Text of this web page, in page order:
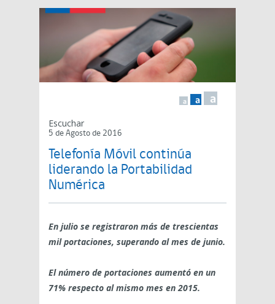
a a a
Escuchar
5 de Agosto de 2016
Telefonía Móvil continúa
liderando la Portabilidad
Numérica
En julio se registraron más de trescientas
mil portaciones, superando al mes de junio.
El número de portaciones aumentó en un
71% respecto al mismo mes en 2015.